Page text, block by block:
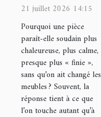
comment les
textures
influencent
l’ambiance
21 juillet 2026 14:15
Pourquoi une pièce
paraît-elle soudain plus
chaleureuse, plus calme,
presque plus « finie »,
sans qu’on ait changé les
meubles ? Souvent, la
réponse tient à ce que
l’on touche autant qu’à